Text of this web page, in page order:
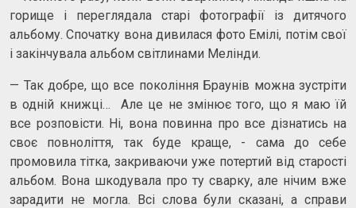
горище і переглядала старі фотографії із дитячого
альбому. Спочатку вона дивилася фото Емілі, потім свої
і закінчувала альбом світлинами Мелінди.
— Так добре, що все покоління Браунів можна зустріти
в одній книжці… Але це не змінює того, що я маю їй
все розповісти. Ні, вона повинна про все дізнатись на
своє повноліття, так буде краще, - сама до себе
промовила тітка, закриваючи уже потертий від старості
альбом. Вона шкодувала про ту сварку, але нічим вже
зарадити не могла. Всі слова були сказані, а справи